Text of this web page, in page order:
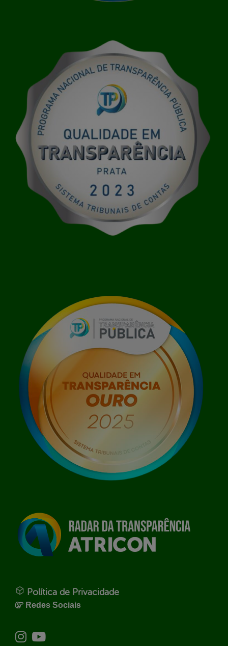
Política de Privacidade
Redes Sociais